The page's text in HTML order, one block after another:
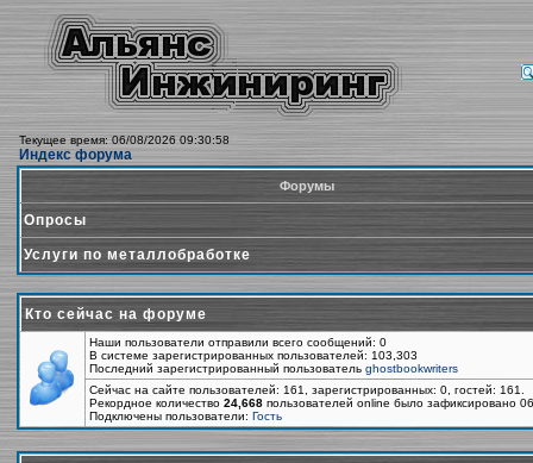
Текущее время: 06/08/2026 09:30:58
Индекс форума
Форумы
Опросы
Услуги по металлобработке
Кто сейчас на форуме
Наши пользователи отправили всего сообщений: 0
В системе зарегистрированных пользователей: 103,303
Последний зарегистрированный пользователь ghostbookwriters
Сейчас на сайте пользователей: 161, зарегистрированных: 0, гостей:
Рекордное количество 24,668 пользователей online было зафиксировано
Подключены пользователи: Гость